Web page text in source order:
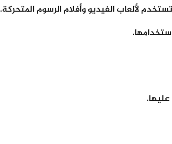
لألعاب الفيديو وأفلام الرسوم المتحركة.